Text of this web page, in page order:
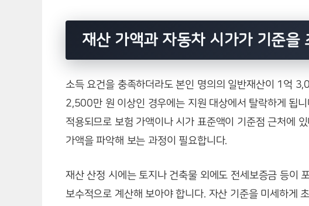
재산 가액과 자동차 시가가 기준을
소득 요건을 충족하더라도 본인 명의의 일반재산이 1억
2,500만 원 이상인 경우에는 지원 대상에서 탈락하게 됩
적용되므로 보험 가액이나 시가 표준액이 기준점 근처에
가액을 파악해 보는 과정이 필요합니다.
재산 산정 시에는 토지나 건축물 외에도 전세보증금 등이
보수적으로 계산해 보아야 합니다. 자산 기준을 미세하게